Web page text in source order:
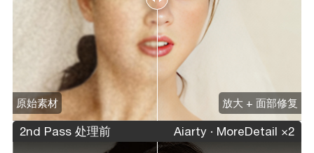
原始素材 放大 + 面部修复
2nd Pass 处理前 Aiarty · MoreDetail ×2